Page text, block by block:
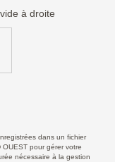
à droite
dans un fichier
OUEST pour gérer votre
nécessaire à la gestion